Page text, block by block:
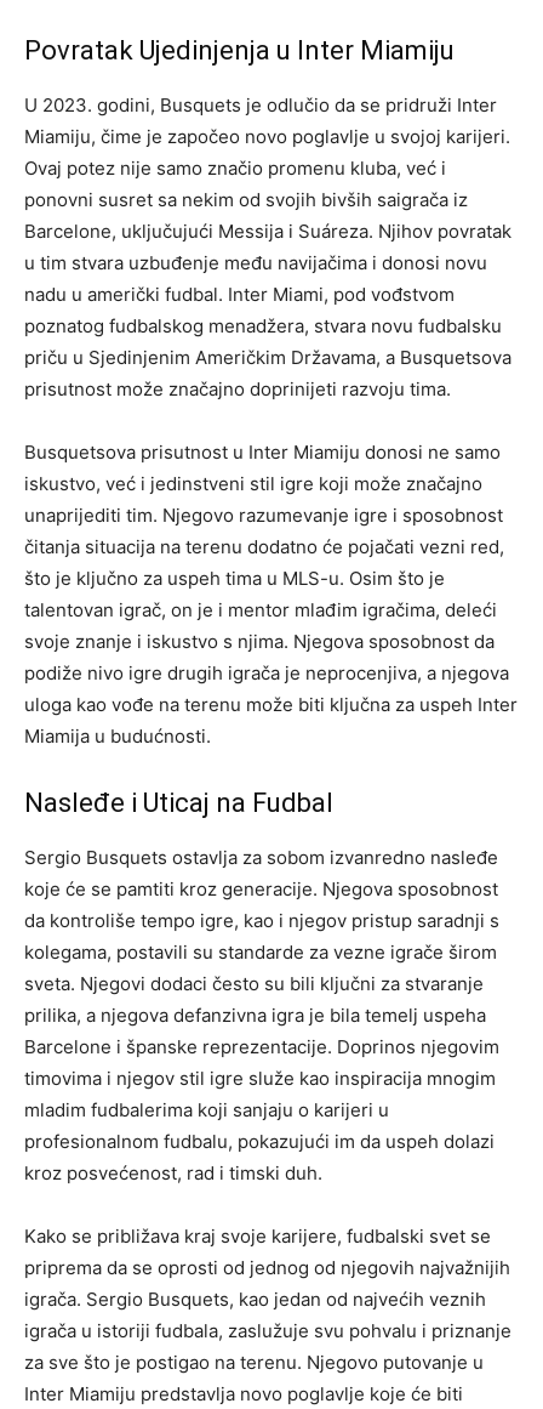
Povratak Ujedinjenja u Inter Miamiju
U 2023. godini, Busquets je odlučio da se pridruži Inter
Miamiju, čime je započeo novo poglavlje u svojoj karijeri.
Ovaj potez nije samo značio promenu kluba, već i
ponovni susret sa nekim od svojih bivših saigrača iz
Barcelone, uključujući Messija i Suáreza. Njihov povratak
u tim stvara uzbuđenje među navijačima i donosi novu
nadu u američki fudbal. Inter Miami, pod vođstvom
poznatog fudbalskog menadžera, stvara novu fudbalsku
priču u Sjedinjenim Američkim Državama, a Busquetsova
prisutnost može značajno doprinijeti razvoju tima.
Busquetsova prisutnost u Inter Miamiju donosi ne samo
iskustvo, već i jedinstveni stil igre koji može značajno
unaprijediti tim. Njegovo razumevanje igre i sposobnost
čitanja situacija na terenu dodatno će pojačati vezni red,
što je ključno za uspeh tima u MLS-u. Osim što je
talentovan igrač, on je i mentor mlađim igračima, deleći
svoje znanje i iskustvo s njima. Njegova sposobnost da
podiže nivo igre drugih igrača je neprocenjiva, a njegova
uloga kao vođe na terenu može biti ključna za uspeh Inter
Miamija u budućnosti.
Nasleđe i Uticaj na Fudbal
Sergio Busquets ostavlja za sobom izvanredno nasleđe
koje će se pamtiti kroz generacije. Njegova sposobnost
da kontroliše tempo igre, kao i njegov pristup saradnji s
kolegama, postavili su standarde za vezne igrače širom
sveta. Njegovi dodaci često su bili ključni za stvaranje
prilika, a njegova defanzivna igra je bila temelj uspeha
Barcelone i španske reprezentacije. Doprinos njegovim
timovima i njegov stil igre služe kao inspiracija mnogim
mladim fudbalerima koji sanjaju o karijeri u
profesionalnom fudbalu, pokazujući im da uspeh dolazi
kroz posvećenost, rad i timski duh.
Kako se približava kraj svoje karijere, fudbalski svet se
priprema da se oprosti od jednog od njegovih najvažnijih
igrača. Sergio Busquets, kao jedan od najvećih veznih
igrača u istoriji fudbala, zaslužuje svu pohvalu i priznanje
za sve što je postigao na terenu. Njegovo putovanje u
Inter Miamiju predstavlja novo poglavlje koje će biti